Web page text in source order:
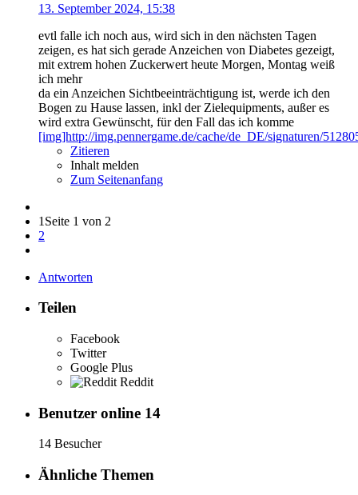
13. September 2024, 15:38
evtl falle ich noch aus, wird sich in den nächsten Tagen
zeigen, es hat sich gerade Anzeichen von Diabetes gezeigt,
mit extrem hohen Zuckerwert heute Morgen, Montag weiß
ich mehr
da ein Anzeichen Sichtbeeinträchtigung ist, werde ich den
Bogen zu Hause lassen, inkl der Zielequipments, außer es
wird extra Gewünscht, für den Fall das ich komme
[img]http://img.pennergame.de/cache/de_DE/signaturen/
Zitieren
Inhalt melden
Zum Seitenanfang
1 Seite 1 von 2
2
Antworten
Teilen
Facebook
Twitter
Google Plus
Reddit
Benutzer online 14
14 Besucher
Ähnliche Themen